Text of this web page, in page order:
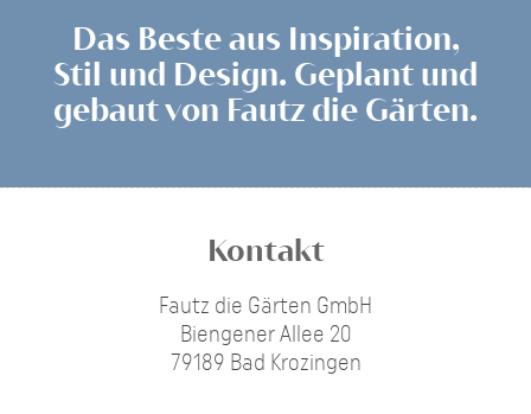
Das Beste aus Inspiration,
Stil und Design. Geplant und
gebaut von Fautz die Gärten.
Kontakt
Fautz die Gärten GmbH
Biengener Allee 20
79189 Bad Krozingen